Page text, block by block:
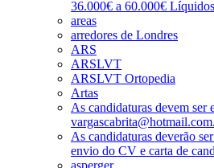
36.000€ a 60.000€
areas
arredores de Londres
ARS
ARSLVT
ARSLVT Ortopedia
Artas
As candidaturas devem ser
vargascabrita@hotmail.com.
As candidaturas deverão
envio do CV e carta de
asperger